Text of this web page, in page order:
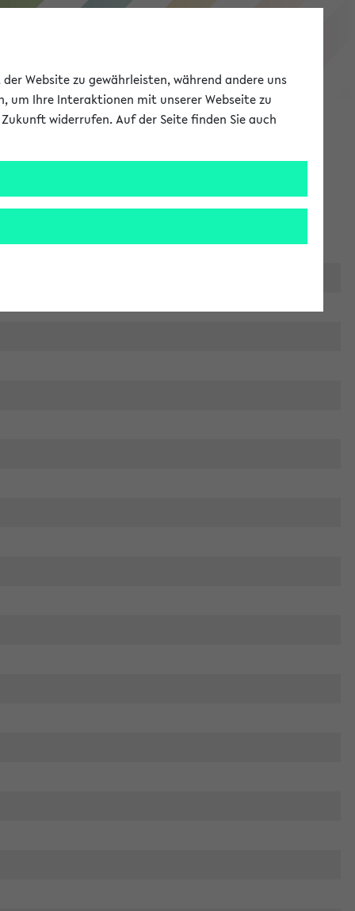
eKVV
Website zu gewährleisten, während andere uns
um Ihre Interaktionen mit unserer Webseite zu
widerrufen. Auf der Seite finden Sie auch